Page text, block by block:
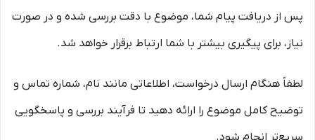
پس از دریافت پیام شما، موضوع با دقت بررسی شده و در صورت
نیاز، برای پیگیری بیشتر با شما ارتباط برقرار خواهد شد.
لطفاً هنگام ارسال درخواست، اطلاعاتی مانند نام، شماره تماس و
توضیح کامل موضوع را ارائه دهید تا فرآیند بررسی و پاسخگویی
سریع‌تر انجام شود.